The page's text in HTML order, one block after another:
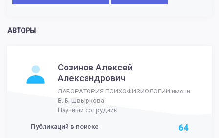
АВТОРЫ
Созинов Алексей
Александрович
ЛАБОРАТОРИЯ ПСИХОФИЗИОЛОГИИ имени
В. Б. Швыркова
Научный сотрудник
Публикаций в поиске 64